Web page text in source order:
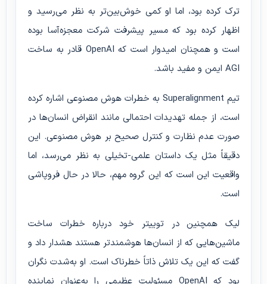
ترک کرده بود، اما او کمی خوش‌بین‌تر به نظر می‌رسید و
اظهار کرده بود که مسیر پیشرفت شرکت معجزه‌آسا بوده
است و همچنان امیدوار است که OpenAI قادر به ساخت
AGI ایمن و مفید باشد.
تیم Superalignment به خطرات هوش مصنوعی اشاره کرده
است، از جمله تهدیدات احتمالی مانند انقراض انسان‌ها در
صورت عدم نظارت و کنترل صحیح بر هوش مصنوعی. این
دقیقاً مثل یک داستان علمی-تخیلی به نظر می‌رسد، اما
واقعیت این است که این گروه مهم، حالا در حال فروپاشی
است.
لیک همچنین در توییتر خود درباره خطرات ساخت
ماشین‌هایی که از انسان‌ها هوشمندتر هستند هشدار داد و
گفت که این یک تلاش ذاتاً خطرناک است. او به‌شدت نگران